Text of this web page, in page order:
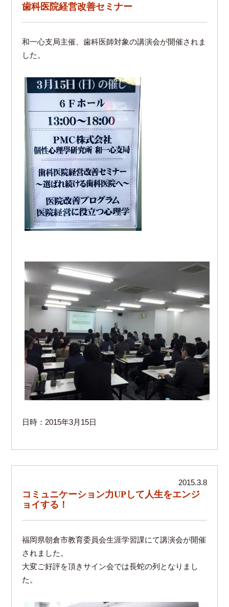
歯科医院経営改善セミナー
和一心支局主催、歯科医師対象の講演会が開催されま
した。
日時：2015年3月15日
2015.3.8
コミュニケーション力UPして人生をエンジ
ョイする！
福岡県朝倉市教育委員会生涯学習課にて講演会が開催
されました。
大変ご好評を頂きサイン会では長蛇の列となりまし
た。